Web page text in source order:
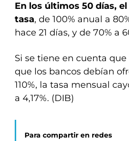
En los últimos 50 días,
tasa, de 100% anual a
hace 21 días, y de 70% a
Si se tiene en cuenta
que los bancos debían
110%, la tasa mensual
a 4,17%. (DIB)
Para compartir en redes